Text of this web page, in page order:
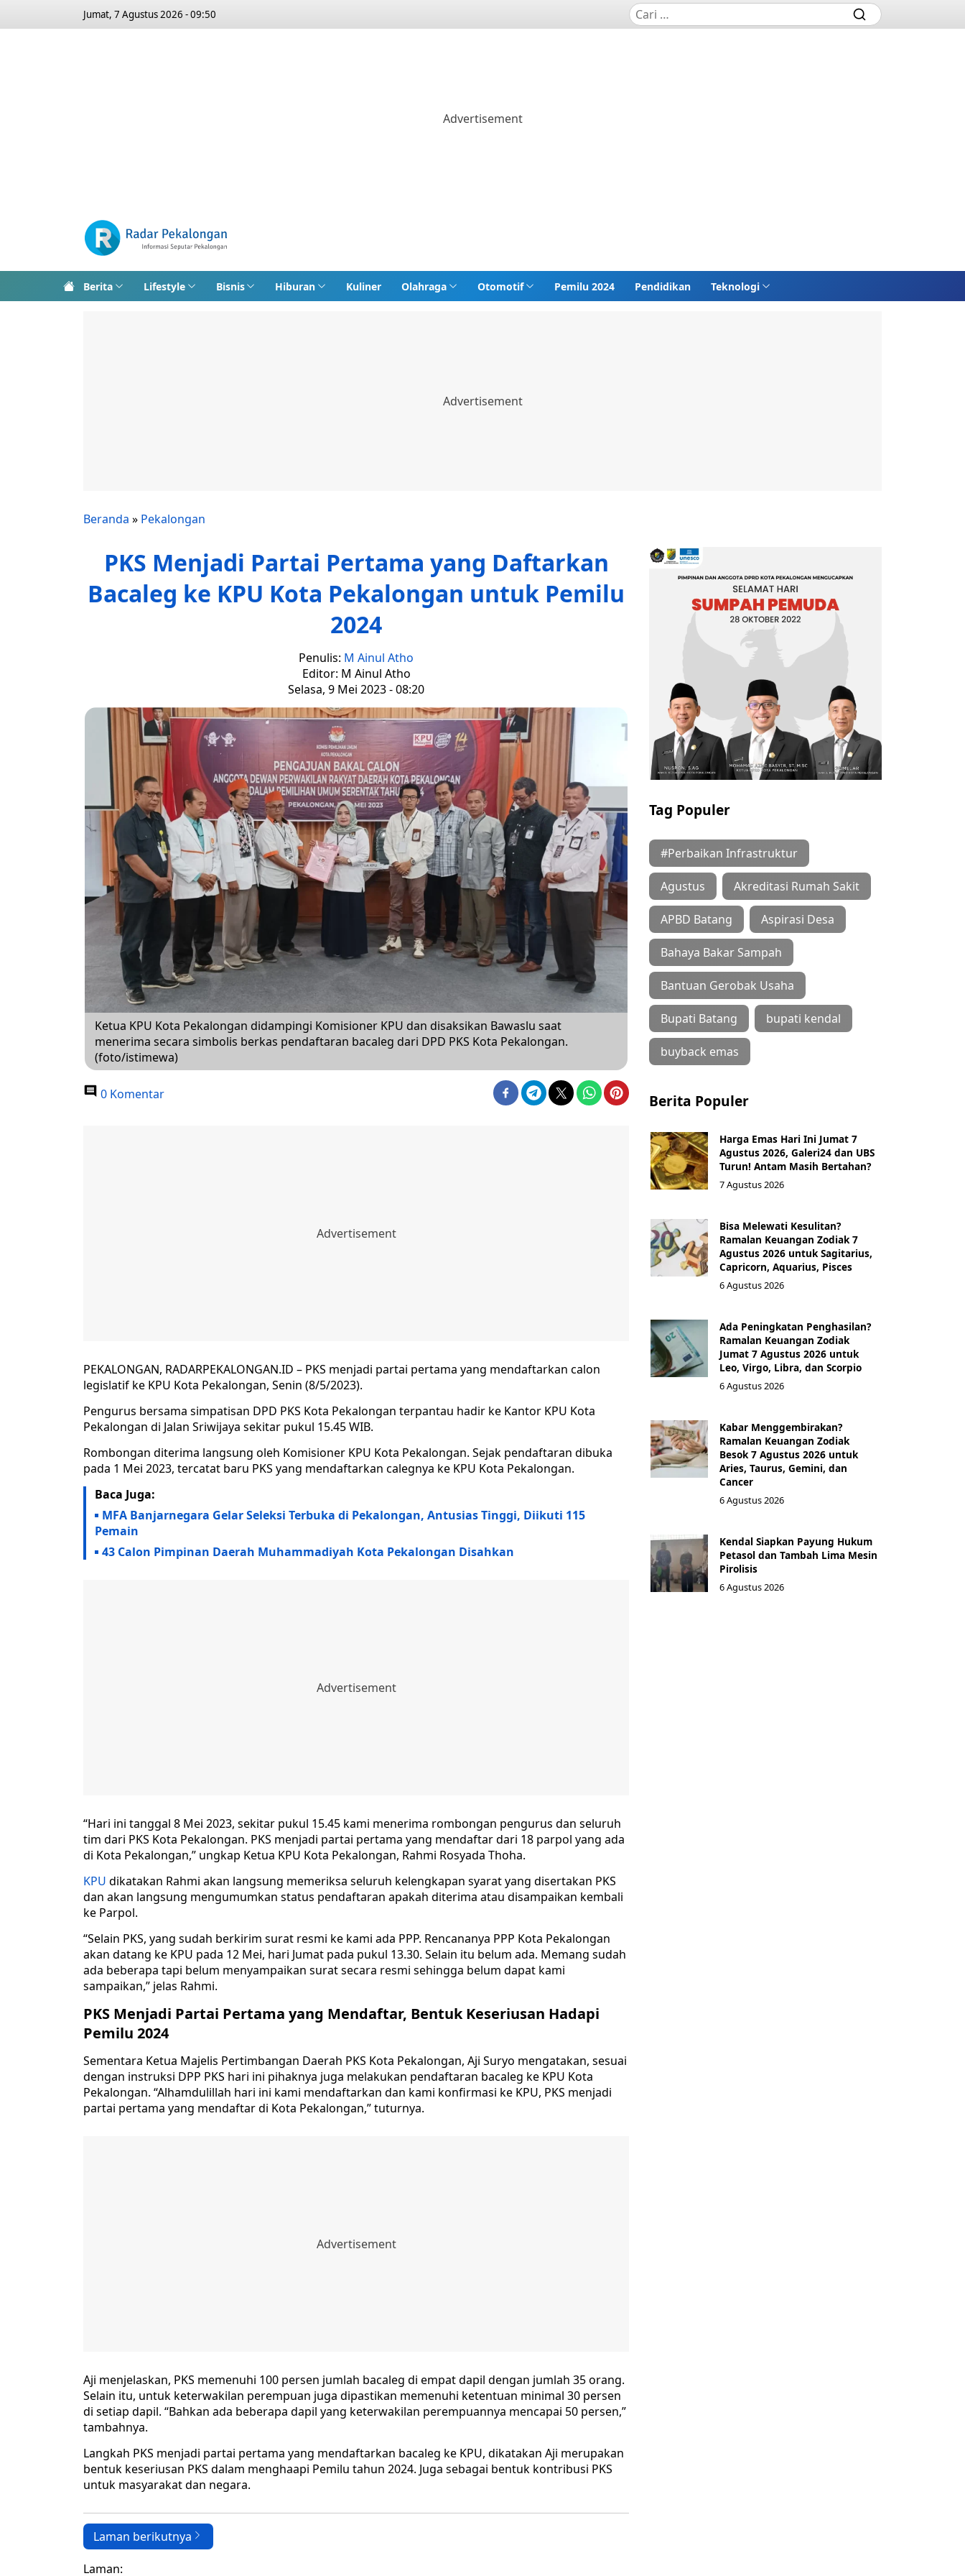
Jumat, 7 Agustus 2026 - 09:50
Berita Lifestyle Bisnis Hiburan Kuliner Olahraga Otomotif Pemilu 2024 Pendidikan Teknologi
Beranda » Pekalongan
PKS Menjadi Partai Pertama yang Daftarkan
Bacaleg ke KPU Kota Pekalongan untuk Pemilu
2024
Penulis: M Ainul Atho
Editor: M Ainul Atho
Selasa, 9 Mei 2023 - 08:20
Ketua KPU Kota Pekalongan didampingi Komisioner KPU dan disaksikan Bawaslu saat
menerima secara simbolis berkas pendaftaran bacaleg dari DPD PKS Kota Pekalongan.
(foto/istimewa)
0 Komentar
PEKALONGAN, RADARPEKALONGAN.ID – PKS menjadi partai pertama yang mendaftarkan calon
legislatif ke KPU Kota Pekalongan, Senin (8/5/2023).
Pengurus bersama simpatisan DPD PKS Kota Pekalongan terpantau hadir ke Kantor KPU Kota
Pekalongan di Jalan Sriwijaya sekitar pukul 15.45 WIB.
Rombongan diterima langsung oleh Komisioner KPU Kota Pekalongan. Sejak pendaftaran dibuka
pada 1 Mei 2023, tercatat baru PKS yang mendaftarkan calegnya ke KPU Kota Pekalongan.
Baca Juga:
MFA Banjarnegara Gelar Seleksi Terbuka di Pekalongan, Antusias Tinggi, Diikuti 115
Pemain
43 Calon Pimpinan Daerah Muhammadiyah Kota Pekalongan Disahkan
“Hari ini tanggal 8 Mei 2023, sekitar pukul 15.45 kami menerima rombongan pengurus dan seluruh
tim dari PKS Kota Pekalongan. PKS menjadi partai pertama yang mendaftar dari 18 parpol yang ada
di Kota Pekalongan,” ungkap Ketua KPU Kota Pekalongan, Rahmi Rosyada Thoha.
KPU dikatakan Rahmi akan langsung memeriksa seluruh kelengkapan syarat yang disertakan PKS
dan akan langsung mengumumkan status pendaftaran apakah diterima atau disampaikan kembali
ke Parpol.
“Selain PKS, yang sudah berkirim surat resmi ke kami ada PPP. Rencananya PPP Kota Pekalongan
akan datang ke KPU pada 12 Mei, hari Jumat pada pukul 13.30. Selain itu belum ada. Memang sudah
ada beberapa tapi belum menyampaikan surat secara resmi sehingga belum dapat kami
sampaikan,” jelas Rahmi.
PKS Menjadi Partai Pertama yang Mendaftar, Bentuk Keseriusan Hadapi
Pemilu 2024
Sementara Ketua Majelis Pertimbangan Daerah PKS Kota Pekalongan, Aji Suryo mengatakan, sesuai
dengan instruksi DPP PKS hari ini pihaknya juga melakukan pendaftaran bacaleg ke KPU Kota
Pekalongan. “Alhamdulillah hari ini kami mendaftarkan dan kami konfirmasi ke KPU, PKS menjadi
partai pertama yang mendaftar di Kota Pekalongan,” tuturnya.
Aji menjelaskan, PKS memenuhi 100 persen jumlah bacaleg di empat dapil dengan jumlah 35 orang.
Selain itu, untuk keterwakilan perempuan juga dipastikan memenuhi ketentuan minimal 30 persen
di setiap dapil. “Bahkan ada beberapa dapil yang keterwakilan perempuannya mencapai 50 persen,”
tambahnya.
Langkah PKS menjadi partai pertama yang mendaftarkan bacaleg ke KPU, dikatakan Aji merupakan
bentuk keseriusan PKS dalam menghaapi Pemilu tahun 2024. Juga sebagai bentuk kontribusi PKS
untuk masyarakat dan negara.
Laman berikutnya
Laman:
Tag Populer
#Perbaikan Infrastruktur
Agustus Akreditasi Rumah Sakit
APBD Batang Aspirasi Desa
Bahaya Bakar Sampah
Bantuan Gerobak Usaha
Bupati Batang bupati kendal
buyback emas
Berita Populer
Harga Emas Hari Ini Jumat 7
Agustus 2026, Galeri24 dan UBS
Turun! Antam Masih Bertahan?
7 Agustus 2026
Bisa Melewati Kesulitan?
Ramalan Keuangan Zodiak 7
Agustus 2026 untuk Sagitarius,
Capricorn, Aquarius, Pisces
6 Agustus 2026
Ada Peningkatan Penghasilan?
Ramalan Keuangan Zodiak
Jumat 7 Agustus 2026 untuk
Leo, Virgo, Libra, dan Scorpio
6 Agustus 2026
Kabar Menggembirakan?
Ramalan Keuangan Zodiak
Besok 7 Agustus 2026 untuk
Aries, Taurus, Gemini, dan
Cancer
6 Agustus 2026
Kendal Siapkan Payung Hukum
Petasol dan Tambah Lima Mesin
Pirolisis
6 Agustus 2026